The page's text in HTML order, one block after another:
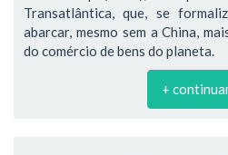
Transatlântica, que, se
abarcar, mesmo sem a China,
do comércio de bens do planeta.
+